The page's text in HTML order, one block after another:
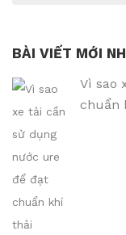
BÀI VIẾT MỚI
Vì sao
chuẩn